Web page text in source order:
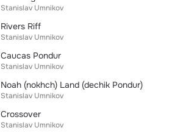
Stanislav Umnikov
Rivers Riff
Stanislav Umnikov
Caucas Pondur
Stanislav Umnikov
Noah (nokhch) Land (dechik Pondur)
Stanislav Umnikov
Crossover
Stanislav Umnikov